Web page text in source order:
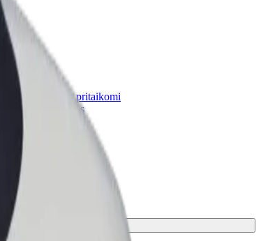
poreikiams pritaikomi
ir paslaugos
kelionei.